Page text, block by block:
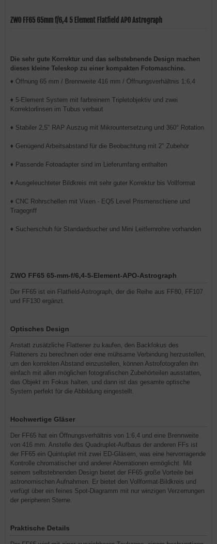
ZWO FF65 65mm f/6,4 5 Element Flatfield APO Astrograph
Die sehr gute Korrektur und das selbstebnende Design machen
dieses kleine Teleskop zu einer kompakten Fotomaschine.
♦ Öffnung 65 mm / Brennweite 416 mm / Öffnungsverhältnis 1:6,4
♦ 5-Element System mit farbreinem Tripletobjektiv und zwei
Korrektorlinsen im Tubus verbaut
♦ Stabiler 2,5" RAP Auszug mit Mikrountersetzung und 360° Rotation
♦ Genügend Arbeitsabstand für die Beobachtung mit 2" Zubehör
♦ Passende Fotoadapter sind im Lieferumfang enthalten
♦ Ausgeleuchteter Bildkreis mit sehr guter Korrektur bis Vollformat
♦ CNC Rohrschellen mit Vixen - EQ5 Level Prismenschiene und
Tragegriff
♦ Sucherschuh für Standardsucher und Mini Leitfernrohre vorhanden
ZWO FF65 65-mm-f/6,4-5-Element-APO-Astrograph
Der FF65 ist ein Flatfield-Astrograph, der die Reihe aus FF80, FF107
und FF130 ergänzt.
Optisches Design
Anstatt zusätzliche Flattener zu kaufen, den Backfokus des
Flatteners zu berechnen oder eine mühsame Verbindung herzustellen,
um den korrekten Abstand einzustellen, können Astrofotografen ihn
einfach mit allen möglichen fotografischen Zubehörteilen ausstatten,
das Objekt im Fokus halten, und dann ist das gesamte optische
System perfekt für die Abbildung eingestellt.
Hochwertige Gläser
Der FF65 hat ein Öffnungsverhältnis von 1:6,4 und eine Brennweite
von 416 mm. Anstelle des Quadruplet-Aufbaus der anderen FFs ist
der FF65 ein Quintuplet mit zwei ED-Gläsern, was eine hervorragende
Kontrolle chromatischer und anderer Aberrationen ermöglicht. Mit
seinem selbstebnenden Design bietet der FF65 große Vorteile bei
astronomischen Aufnahmen. Er bietet den Vollformat-Bildkreis und
verfügt über ein feines Spot-Diagramm mit nur winzigen Verzerrungen
der peripheren Sterne.
Praktische Details